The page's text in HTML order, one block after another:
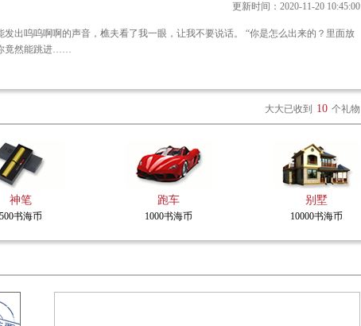
更新时间：2020-11-20 10:45:00
音，樵夫看了我一眼，让我不要说话。 “你是怎么出来的？里面放
竟然能跳进……
大大已收到 10 个礼物
神笔
500书海币
跑车
1000书海币
别墅
10000书海币
能呼风雨唤雷
地骨相师
地骨相术出自《地骨志注》，为天书卷一，艰涩
难懂，为阴宅吉凶而生，为天下福寿而定。